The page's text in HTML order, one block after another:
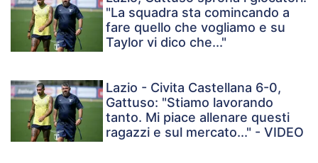
"La squadra sta comincando a
fare quello che vogliamo e su
Taylor vi dico che..."
Lazio - Civita Castellana 6-0,
Gattuso: "Stiamo lavorando
tanto. Mi piace allenare questi
ragazzi e sul mercato..." - VIDEO